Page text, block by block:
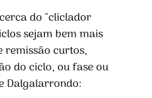
do "cliclador
sejam bem mais
remissão curtos,
do ciclo, ou fase ou
Dalgalarrondo: